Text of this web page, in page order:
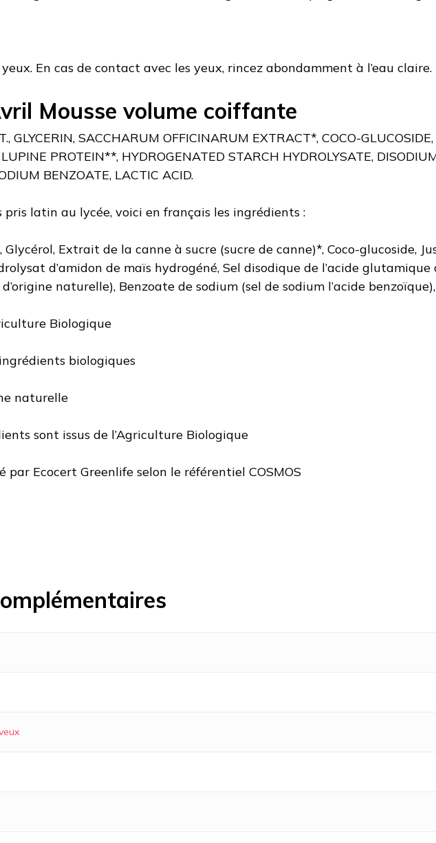
En cas de contact avec les yeux, rincez abondamment à l’eau claire.
Mousse volume coiffante
GLYCERIN, SACCHARUM OFFICINARUM EXTRACT*, COCO-
PROTEIN**, HYDROGENATED STARCH HYDROLYSATE,
BENZOATE, LACTIC ACID.
pris latin au lycée, voici en français les ingrédients :
Extrait de la canne à sucre (sucre de canne)*, Coco-glucoside,
d’amidon de maïs hydrogéné, Sel disodique de l’acide
naturelle), Benzoate de sodium (sel de sodium l’acide
Biologique
biologiques
naturelle
sont issus de l’Agriculture Biologique
par Ecocert Greenlife selon le référentiel COSMOS